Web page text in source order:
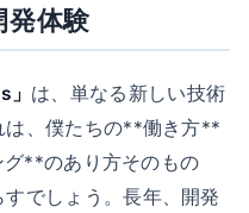
発体験
は、単なる新しい技術
は、僕たちの**働き方**
**のあり方そのもの
でしょう。長年、開発